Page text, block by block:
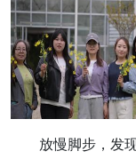
放慢脚步，发